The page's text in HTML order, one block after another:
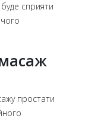
сприяти
простати